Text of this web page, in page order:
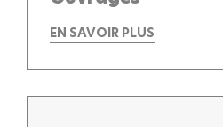
EN SAVOIR PLUS